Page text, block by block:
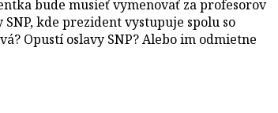
bude musieť vymenovať za profesorov
kde prezident vystupuje spolu so
Opustí oslavy SNP? Alebo im odmietne